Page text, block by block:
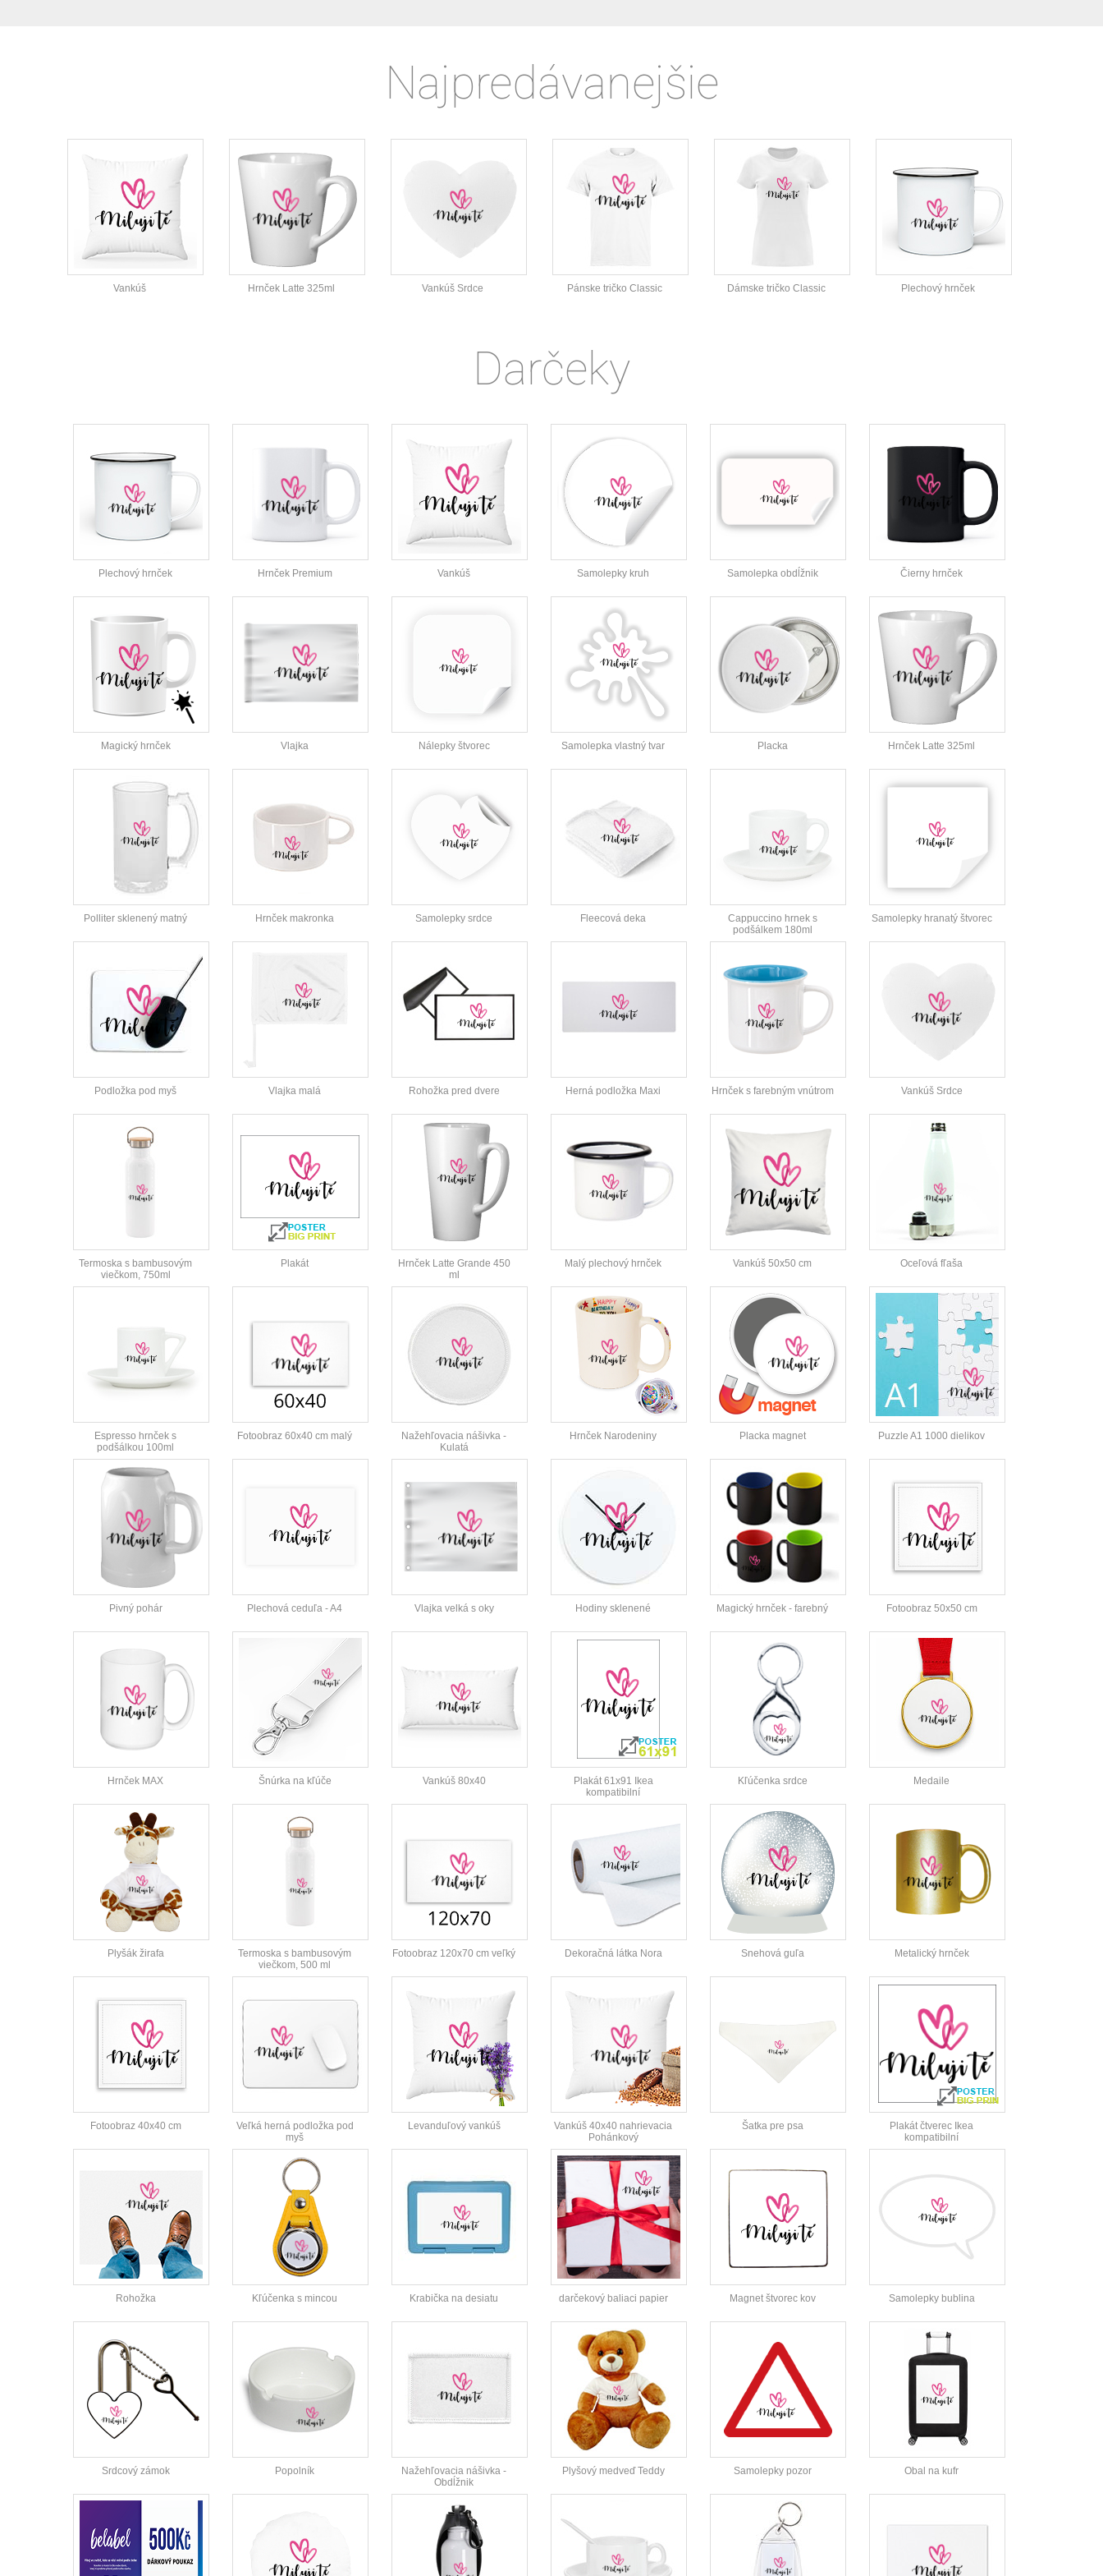
Najpredávanejšie
Vankúš Hrnček Latte 325ml Vankúš Srdce Pánske tričko Classic Dámske tričko Classic Plechový hrnček
Darčeky
Plechový hrnček Hrnček Premium Vankúš Samolepky kruh Samolepka obdĺžnik Čierny hrnček
Magický hrnček Vlajka Nálepky štvorec Samolepka vlastný tvar Placka Hrnček Latte 325ml
Polliter sklenený matný Hrnček makronka Samolepky srdce Fleecová deka
Cappuccino hrnek s
podšálkem 180ml
Samolepky hranatý štvorec
Podložka pod myš Vlajka malá Rohožka pred dvere Herná podložka Maxi Hrnček s farebným vnútrom Vankúš Srdce
Termoska s bambusovým
viečkom, 750ml
Plakát
Hrnček Latte Grande 450
ml
Malý plechový hrnček Vankúš 50x50 cm Oceľová fľaša
Espresso hrnček s
podšálkou 100ml
Fotoobraz 60x40 cm malý
Nažehľovacia nášivka -
Kulatá
Hrnček Narodeniny Placka magnet Puzzle A1 1000 dielikov
Pivný pohár Plechová ceduľa - A4 Vlajka velká s oky Hodiny sklenené Magický hrnček - farebný Fotoobraz 50x50 cm
Hrnček MAX Šnúrka na kľúče Vankúš 80x40
Plakát 61x91 Ikea
kompatibilní
Kľúčenka srdce Medaile
Plyšák žirafa
Termoska s bambusovým
viečkom, 500 ml
Fotoobraz 120x70 cm veľký Dekoračná látka Nora Snehová guľa Metalický hrnček
Fotoobraz 40x40 cm
Veľká herná podložka pod
myš
Levanduľový vankúš
Vankúš 40x40 nahrievacia
Pohánkový
Šatka pre psa
Plakát čtverec Ikea
kompatibilní
Rohožka Kľúčenka s mincou Krabička na desiatu darčekový baliaci papier Magnet štvorec kov Samolepky bublina
Srdcový zámok Popolník
Nažehľovacia nášivka -
Obdĺžnik
Plyšový medveď Teddy Samolepky pozor Obal na kufr